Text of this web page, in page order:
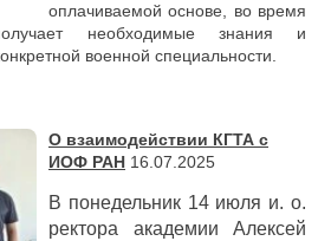
оплачиваемой основе, во время
необходимые знания и
военной специальности.
О взаимодействии КГТА с
ИОФ РАН 16.07.2025
В понедельник 14 июля и. о.
ректора академии Алексей